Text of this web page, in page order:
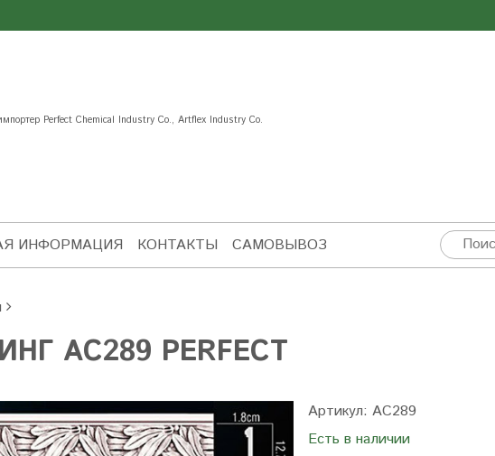
Perfect Chemical Industry Co., Artflex Industry Co.
ИНФОРМАЦИЯ КОНТАКТЫ САМОВЫВОЗ
AC289 PERFECT
Артикул: AC289
Есть в наличии